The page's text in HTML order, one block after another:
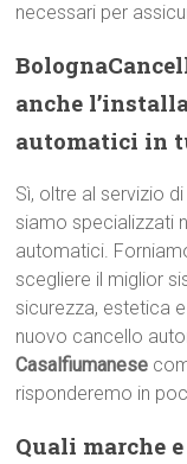
necessari per
anche
automatici in
Sì, oltre al servizio
siamo specializzati
automatici.
scegliere il miglior
sicurezza, estetica
nuovo cancello
Casalfiumanese
risponderemo in
Quali marche